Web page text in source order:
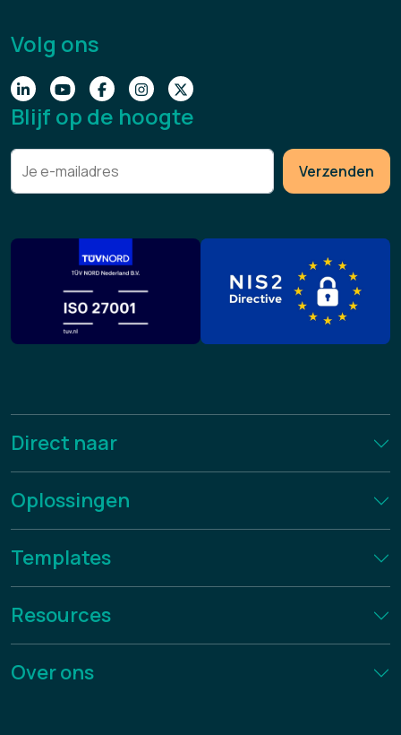
Volg ons
Blijf op de hoogte
Verzenden
Direct naar
Oplossingen
Templates
Resources
Over ons